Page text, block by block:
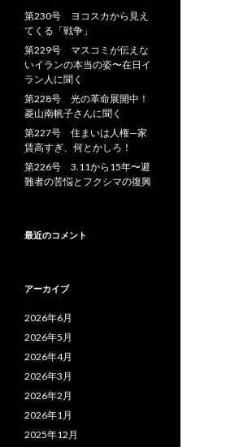
第230号 ヨコスカから見え
てくる「戦争」
第229号 マスコミが伝えな
いイランの本当の姿〜在日イ
ラン人に聞く
第228号 光の革命展開中！
菱山南帆子さんに聞く
第227号 住まいは人権—家
賃高すぎ、何とかしろ！
第226号 3.11から15年〜避
難者の苦悩とフクシマの復興
最近のコメント
アーカイブ
2026年6月
2026年5月
2026年4月
2026年3月
2026年2月
2026年1月
2025年12月